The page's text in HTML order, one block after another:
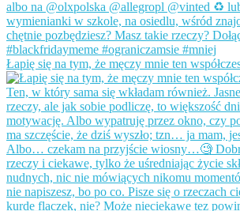
Łapię się na tym, że męczy mnie ten